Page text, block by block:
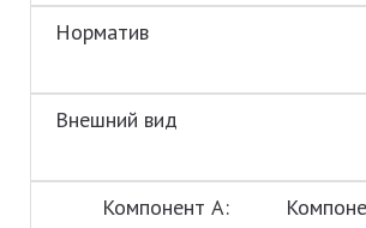
Норматив
Внешний вид
Компонент А: